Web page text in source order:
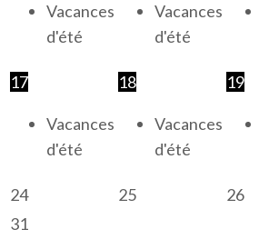
Vacances
d'été
Vacances
d'été
17
Vacances
d'été
18
Vacances
d'été
19
24 25 26
31